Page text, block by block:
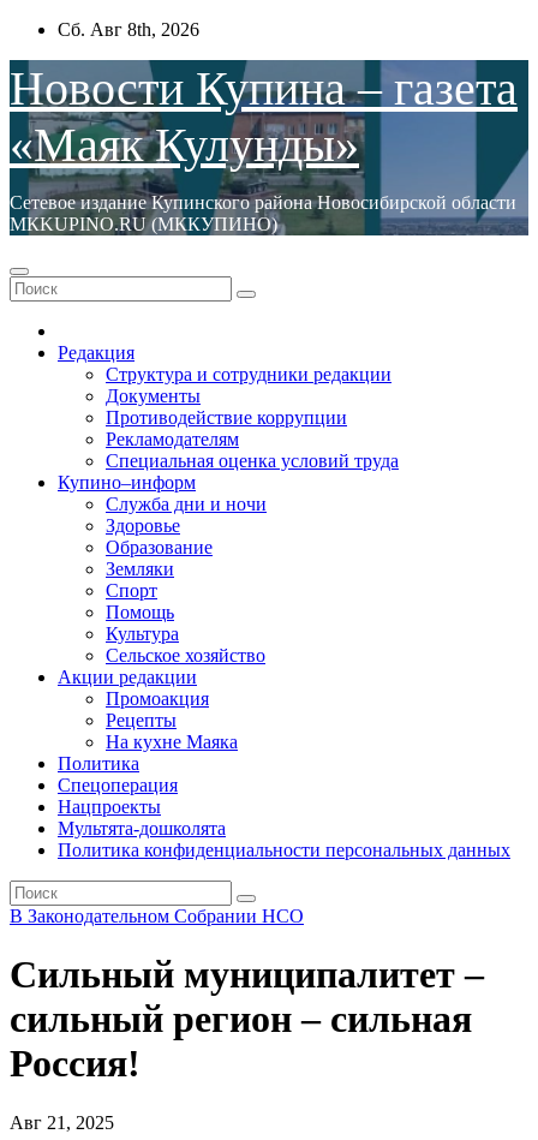
Перейти
содержимому
Сб. Авг 8th, 2026
Новости Купина – газета
«Маяк Кулунды»
Сетевое издание Купинского района Новосибирской области
МКKUPINO.RU (МККУПИНО)
Редакция
Структура и сотрудники редакции
Документы
Противодействие коррупции
Рекламодателям
Специальная оценка условий труда
Купино–информ
Служба дни и ночи
Здоровье
Образование
Земляки
Спорт
Помощь
Культура
Сельское хозяйство
Акции редакции
Промоакция
Рецепты
На кухне Маяка
Политика
Спецоперация
Нацпроекты
Мультята-дошколята
Политика конфиденциальности персональных данных
В Законодательном Собрании НСО
Сильный муниципалитет –
сильный регион – сильная
Россия!
Авг 21, 2025